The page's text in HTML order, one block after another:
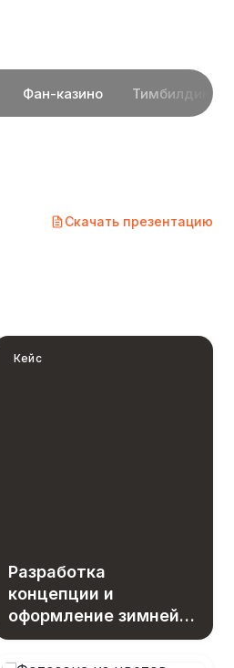
Фан-казино Тимбилдинг
Скачать презентацию
Кейс
Разработка
концепции и
оформление зимней
фотозоны в лофте